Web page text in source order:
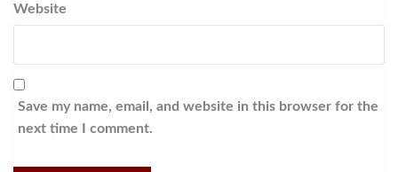
Website
Save my name, email, and website in this browser for the
next time I comment.